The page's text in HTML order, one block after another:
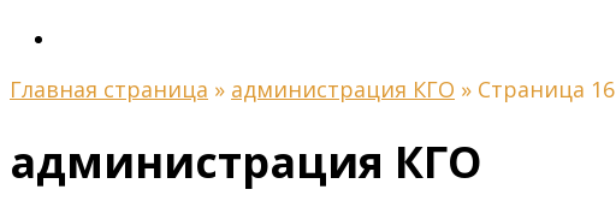
Главная страница » администрация КГО » Страница 16
администрация КГО